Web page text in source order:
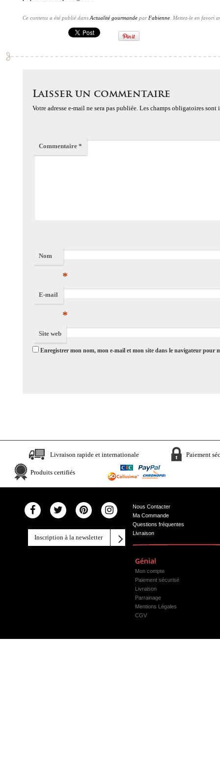
Ce contenu a été publié dans Actualité gourmande par Fabienne . Mettez-le en favori
Laisser un commentaire
Votre adresse e-mail ne sera pas publiée. Les champs obligatoires sont
Commentaire *
Nom
*
E-mail
*
Site web
Enregistrer mon nom, mon e-mail et mon site dans le navigateur pour
Livraison rapide et internationale Paiement
Produits certifiés
Nous Contacter
Ma Commande
Questions fréquentes
Livraison
Génial
Mon compte
Paiement sécurisé
Livraison
Parrainage
Mentions Légales
CGV